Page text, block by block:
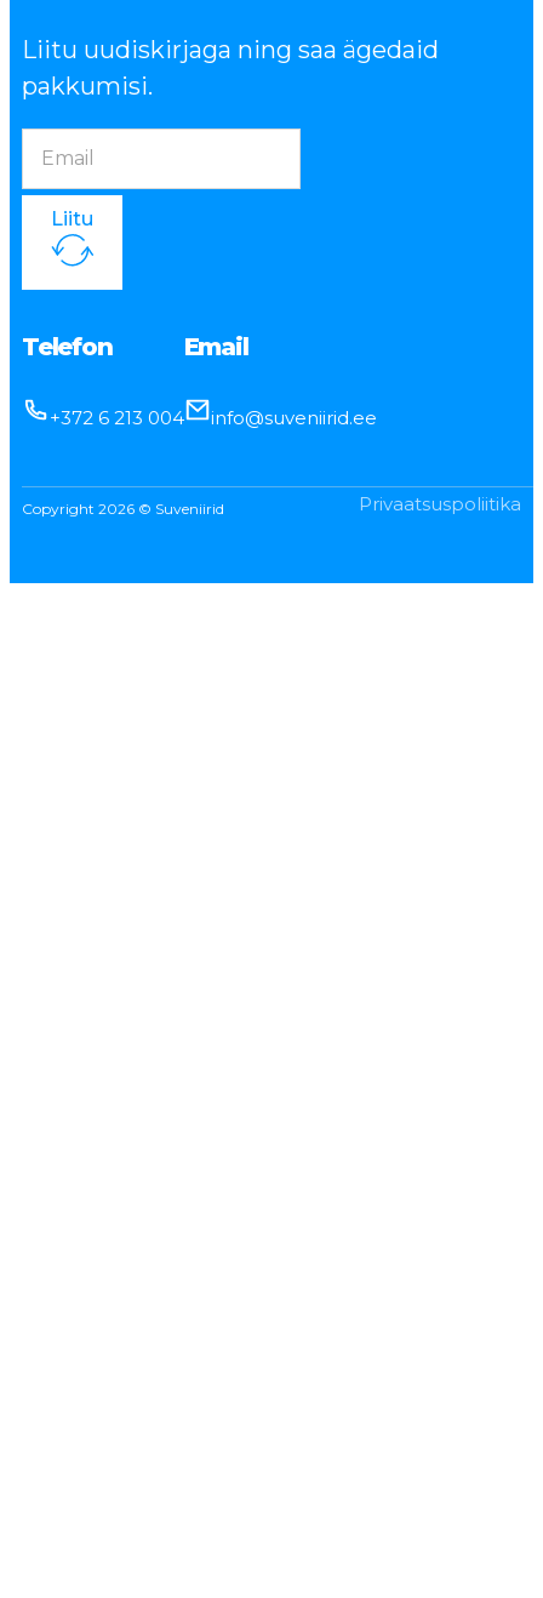
Liitu uudiskirjaga ning saa ägedaid
pakkumisi.
Liitu
Telefon
+372 6 213 004
Email
info@suveniirid.ee
Copyright 2026 © Suveniirid Privaatsuspoliitika